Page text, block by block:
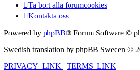
Ta bort alla forumcookies
Kontakta oss
Powered by phpBB® Forum Software ©
Swedish translation by phpBB Sweden ©
PRIVACY_LINK | TERMS_LINK